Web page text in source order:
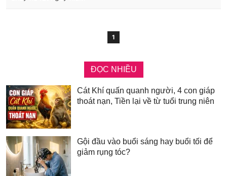
1
ĐỌC NHIỀU
Cát Khí quấn quanh người, 4 con giáp
thoát nạn, Tiền lại về từ tuổi trung niên
Gội đầu vào buổi sáng hay buổi tối để
giảm rụng tóc?